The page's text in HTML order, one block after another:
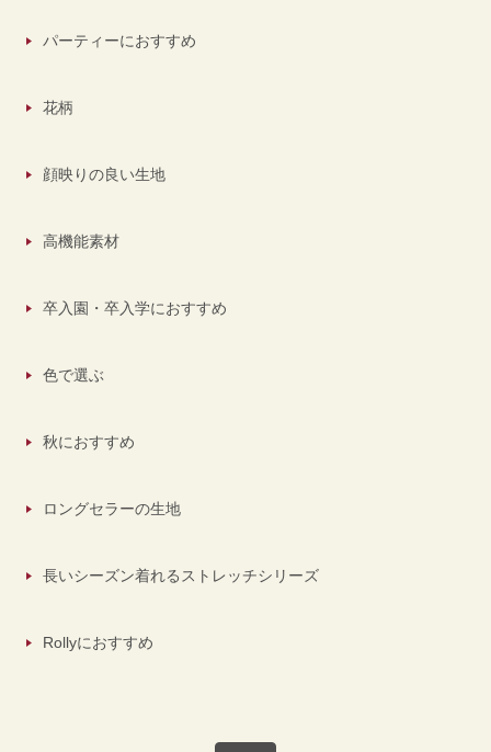
パーティーにおすすめ
花柄
顔映りの良い生地
高機能素材
卒入園・卒入学におすすめ
色で選ぶ
秋におすすめ
ロングセラーの生地
長いシーズン着れるストレッチシリーズ
Rollyにおすすめ